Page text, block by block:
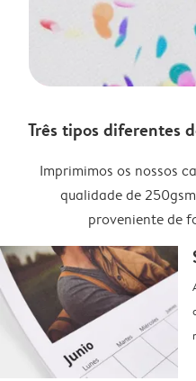
Três tipos diferentes
Imprimimos os nossos
qualidade de
proveniente de